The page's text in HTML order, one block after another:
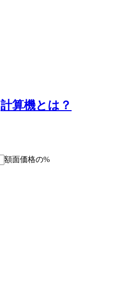
計算機とは？
額面価格の%